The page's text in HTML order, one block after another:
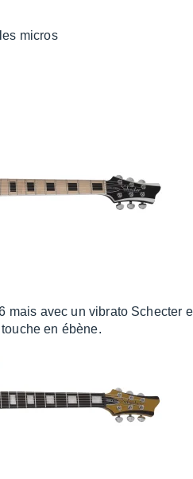
micros
avec un vibrato Schec­ter
en ébène.